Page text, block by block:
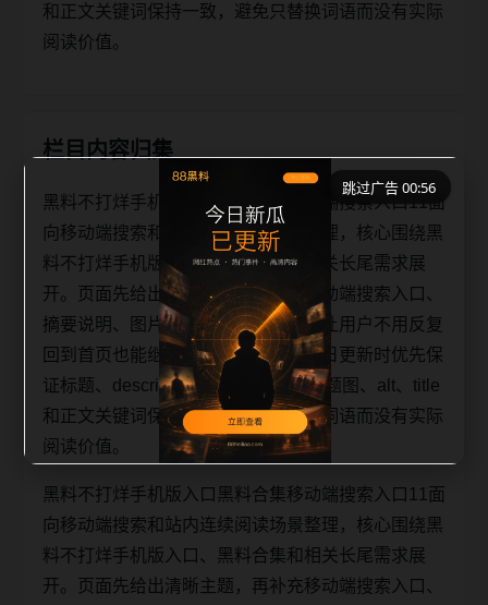
和正文关键词保持一致，避免只替换词语而没有实际
阅读价值。
栏目内容归集
黑料不打烊手机版入口黑料合集移动端搜索入口11面
向移动端搜索和站内连续阅读场景整理，核心围绕黑
料不打烊手机版入口、黑料合集和相关长尾需求展
开。页面先给出清晰主题，再补充移动端搜索入口、
摘要说明、图片语义和可点击入口，让用户不用反复
回到首页也能继续浏览同类内容。每日更新时优先保
证标题、description、canonical、主题图、alt、title
和正文关键词保持一致，避免只替换词语而没有实际
阅读价值。
黑料不打烊手机版入口黑料合集移动端搜索入口11面
向移动端搜索和站内连续阅读场景整理，核心围绕黑
料不打烊手机版入口、黑料合集和相关长尾需求展
开。页面先给出清晰主题，再补充移动端搜索入口、
跳过广告 00:56